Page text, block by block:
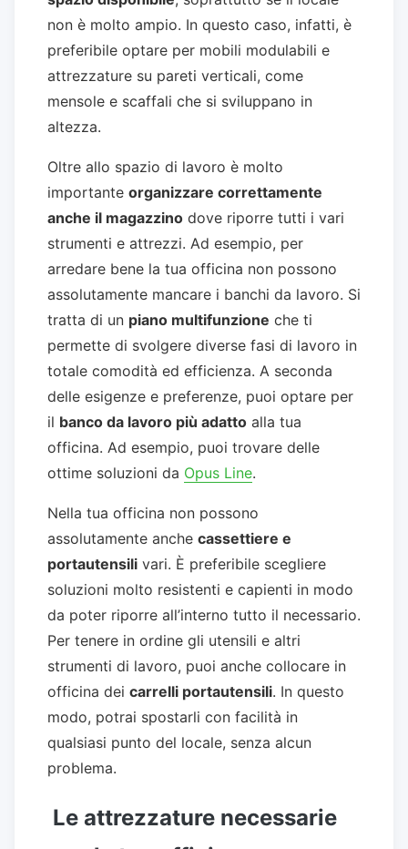
non è molto ampio. In questo caso, infatti, è
preferibile optare per mobili modulabili e
attrezzature su pareti verticali, come
mensole e scaffali che si sviluppano in
altezza.
Oltre allo spazio di lavoro è molto
importante organizzare correttamente
anche il magazzino dove riporre tutti i vari
strumenti e attrezzi. Ad esempio, per
arredare bene la tua officina non possono
assolutamente mancare i banchi da lavoro. Si
tratta di un piano multifunzione che ti
permette di svolgere diverse fasi di lavoro in
totale comodità ed efficienza. A seconda
delle esigenze e preferenze, puoi optare per
il banco da lavoro più adatto alla tua
officina. Ad esempio, puoi trovare delle
ottime soluzioni da Opus Line.
Nella tua officina non possono
assolutamente anche cassettiere e
portautensili vari. È preferibile scegliere
soluzioni molto resistenti e capienti in modo
da poter riporre all’interno tutto il necessario.
Per tenere in ordine gli utensili e altri
strumenti di lavoro, puoi anche collocare in
officina dei carrelli portautensili. In questo
modo, potrai spostarli con facilità in
qualsiasi punto del locale, senza alcun
problema.
Le attrezzature necessarie